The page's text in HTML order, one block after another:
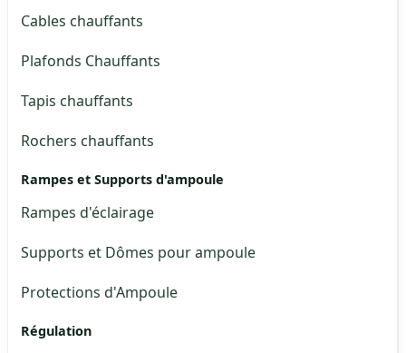
Cables chauffants
Plafonds Chauffants
Tapis chauffants
Rochers chauffants
Rampes et Supports d'ampoule
Rampes d'éclairage
Supports et Dômes pour ampoule
Protections d'Ampoule
Régulation